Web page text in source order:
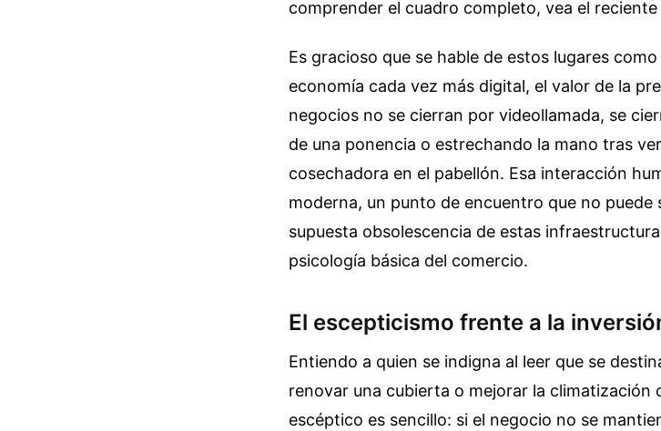
comprender el cuadro completo, vea el reciente
Es gracioso que se hable de estos lugares
economía cada vez más digital, el valor de la
negocios no se cierran por videollamada, se
de una ponencia o estrechando la mano tras
cosechadora en el pabellón. Esa interacción
moderna, un punto de encuentro que no puede
supuesta obsolescencia de estas
psicología básica del comercio.
El escepticismo frente a la
Entiendo a quien se indigna al leer que se
renovar una cubierta o mejorar la climatización
escéptico es sencillo: si el negocio no se